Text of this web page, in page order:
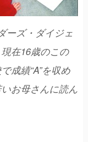
ーズ・ダイジェ
在16歳のこの
成績“A”を収め
お母さんに読ん